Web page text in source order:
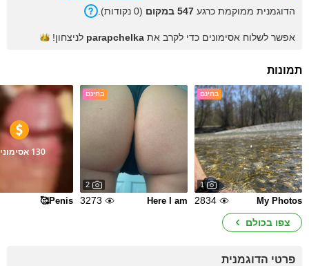
הדוגמנית ממוקמת כרגע 547 במקום (0 נקודות).
אפשר לשלוח אסימונים כדי לקרב את parapchelka לניצחון!
תמונות
בחינם
1
My Photos
2834
בחינם
2
Here I am
3273
130 אסימונים
Penis🥰
צפו בכולם
פרטי הדוגמנית